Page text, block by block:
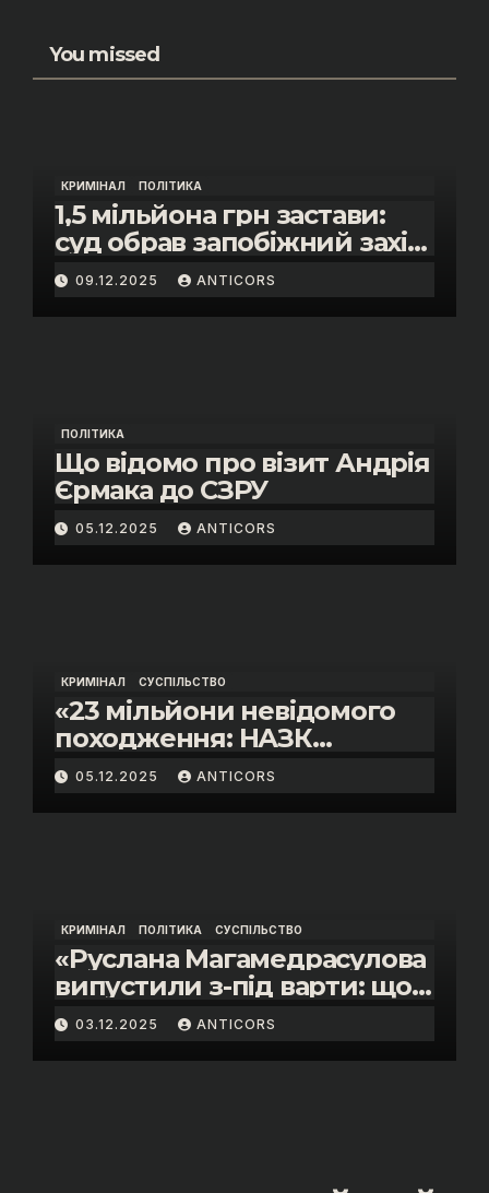
You missed
КРИМІНАЛ ПОЛІТИКА
1,5 мільйона грн застави:
суд обрав запобіжний захід
помічнику нардепки Анни
Скороход у справі про
«санкційний підкуп»
09.12.2025 ANTICORS
ПОЛІТИКА
Що відомо про візит Андрія
Єрмака до СЗРУ
05.12.2025 ANTICORS
КРИМІНАЛ СУСПІЛЬСТВО
«23 мільйони невідомого
походження: НАЗК
викрило розкішне життя
інспектора митниці “Тиса”
Василя Пупени»
05.12.2025 ANTICORS
КРИМІНАЛ ПОЛІТИКА СУСПІЛЬСТВО
«Руслана Магамедрасулова
випустили з-під варти: що
відбувалось у залі суду»
03.12.2025 ANTICORS